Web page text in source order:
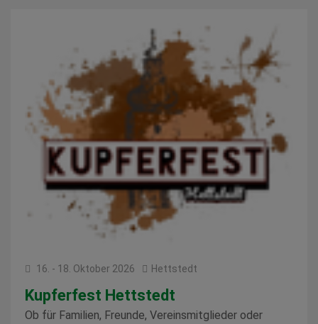
16. - 18. Oktober 2026 Hettstedt
Kupferfest Hettstedt
Ob für Familien, Freunde, Vereinsmitglieder oder